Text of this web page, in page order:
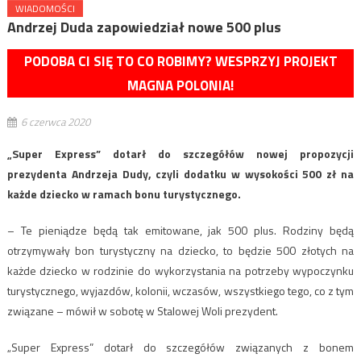
WIADOMOŚCI
Andrzej Duda zapowiedział nowe 500 plus
PODOBA CI SIĘ TO CO ROBIMY? WESPRZYJ PROJEKT
MAGNA POLONIA!
6 czerwca 2020
„Super Express” dotarł do szczegółów nowej propozycji
prezydenta Andrzeja Dudy, czyli dodatku w wysokości 500 zł na
każde dziecko w ramach bonu turystycznego.
– Te pieniądze będą tak emitowane, jak 500 plus. Rodziny będą
otrzymywały bon turystyczny na dziecko, to będzie 500 złotych na
każde dziecko w rodzinie do wykorzystania na potrzeby wypoczynku
turystycznego, wyjazdów, kolonii, wczasów, wszystkiego tego, co z tym
związane – mówił w sobotę w Stalowej Woli prezydent.
„Super Express” dotarł do szczegółów związanych z bonem